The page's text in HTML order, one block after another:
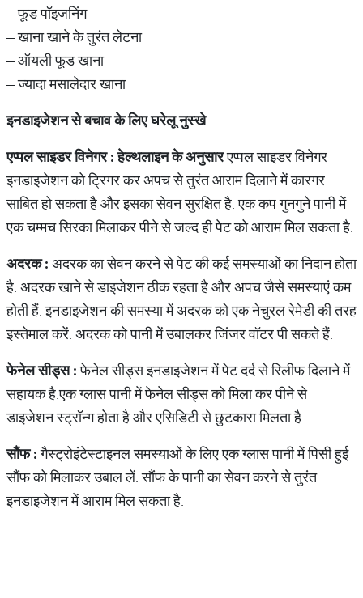
– फूड पॉइजनिंग
– खाना खाने के तुरंत लेटना
– ऑयली फूड खाना
– ज्यादा मसालेदार खाना
इनडाइजेशन से बचाव के लिए घरेलू नुस्खे
एप्पल साइडर विनेगर : हेल्थलाइन के अनुसारएप्पल साइडर विनेगर
इनडाइजेशन को ट्रिगर कर अपच से तुरंत आराम दिलाने में कारगर
साबित हो सकता है और इसका सेवन सुरक्षित है. एक कप गुनगुने पानी में
एक चम्मच सिरका मिलाकर पीने से जल्द ही पेट को आराम मिल सकता है.
अदरक : अदरक का सेवन करने से पेट की कई समस्याओं का निदान होता
है. अदरक खाने से डाइजेशन ठीक रहता है और अपच जैसे समस्याएं कम
होती हैं. इनडाइजेशन की समस्या में अदरक को एक नेचुरल रेमेडी की तरह
इस्तेमाल करें. अदरक को पानी में उबालकर जिंजर वॉटर पी सकते हैं.
फेनेल सीड्स : फेनेल सीड्स इनडाइजेशन में पेट दर्द से रिलीफ दिलाने में
सहायक है.एक ग्लास पानी में फेनेल सीड्स को मिला कर पीने से
डाइजेशन स्ट्रॉन्ग होता है और एसिडिटी से छुटकारा मिलता है.
सौंफ : गैस्ट्रोइंटेस्टाइनल समस्याओं के लिए एक ग्लास पानी में पिसी हुई
सौंफ को मिलाकर उबाल लें. सौंफ के पानी का सेवन करने से तुरंत
इनडाइजेशन में आराम मिल सकता है.